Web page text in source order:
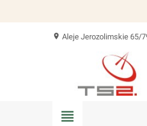
location_on Aleje Jerozolimskie 65/
view_headline